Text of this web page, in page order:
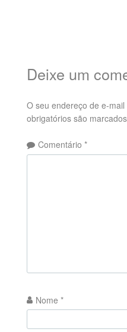
Deixe um
O seu endereço de e-
obrigatórios são
Comentário *
Nome *